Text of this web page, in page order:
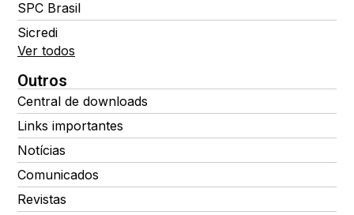
SPC Brasil
Sicredi
Ver todos
Outros
Central de downloads
Links importantes
Notícias
Comunicados
Revistas